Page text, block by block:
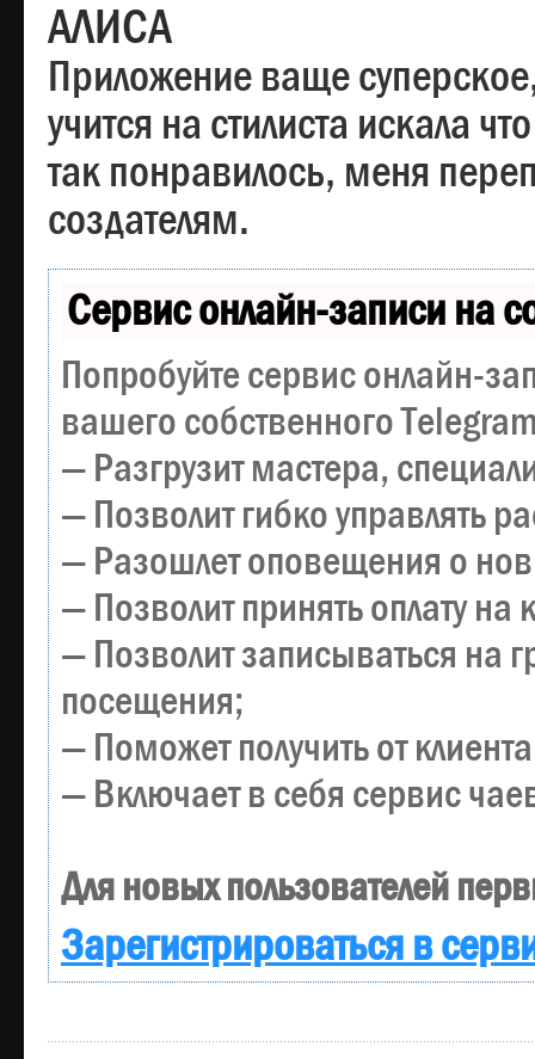
АЛИСА
Приложение ваще
учится на стилиста искала
так понравилось, меня
создателям.
Сервис онлайн-записи на
Попробуйте сервис онлайн-
вашего собственного
— Разгрузит мастера,
— Позволит гибко управлять
— Разошлет оповещения о
— Позволит принять оплату
— Позволит записываться на
посещения;
— Поможет получить от
— Включает в себя сервис
Для новых пользователей
Зарегистрироваться в